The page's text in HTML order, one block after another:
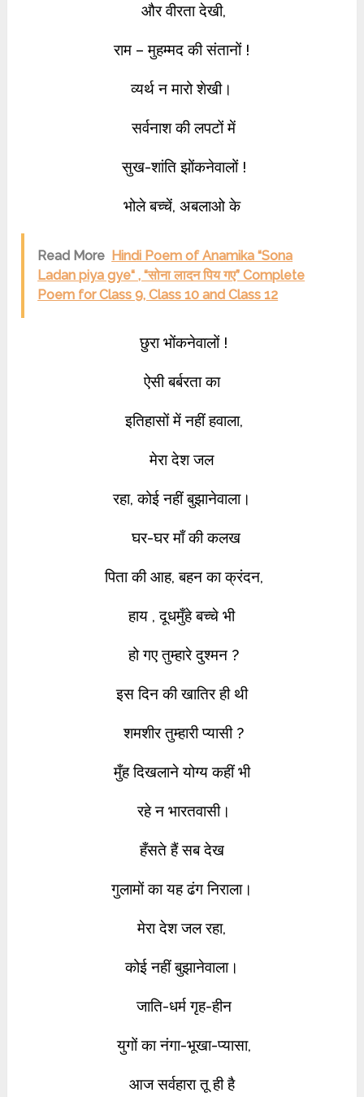
और वीरता देखी,
राम – मुहम्मद की संतानों !
व्यर्थ न मारो शेखी।
सर्वनाशकी लपटों में
सुख-शांति झोंकनेवालों !
भोले बच्चें, अबलाओ के
Read More Hindi Poem of Anamika “Sona
Ladan piya gye“ , “सोना लादन पिय गए” Complete
Poem for Class 9, Class 10 and Class 12
छुरा भोंकनेवालों !
ऐसी बर्बरता का
इतिहासों में नहीं हवाला,
मेरा देश जल
रहा,कोई नहीं बुझानेवाला।
घर-घर माँ की कलख
पिता की आह, बहन का क्रंदन,
हाय , दूधमुँहे बच्चे भी
हो गए तुम्हारे दुश्मन ?
इसदिन की खातिर ही थी
शमशीर तुम्हारी प्यासी ?
मुँह दिखलाने योग्य कहीं भी
रहे न भारतवासी।
हँसते हैं सब देख
गुलामों का यह ढंगनिराला।
मेरा देश जल रहा,
कोई नहीं बुझानेवाला।
जाति-धर्म गृह-हीन
युगों का नंगा-भूखा-प्यासा,
आज सर्वहारा तू ही है